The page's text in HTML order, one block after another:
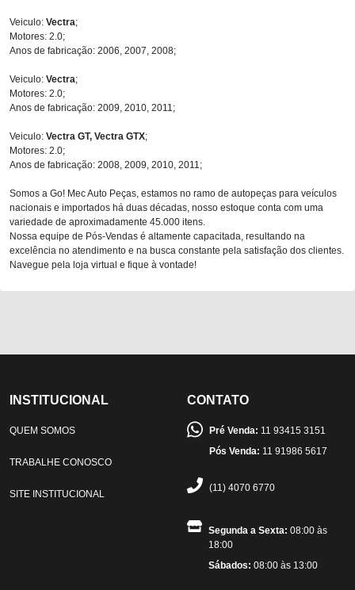
Veiculo: Vectra;
Motores: 2.0;
Anos de fabricação: 2006, 2007, 2008;
Veiculo: Vectra;
Motores: 2.0;
Anos de fabricação: 2009, 2010, 2011;
Veiculo: Vectra GT, Vectra GTX;
Motores: 2.0;
Anos de fabricação: 2008, 2009, 2010, 2011;
Somos a Go! Mec Auto Peças, estamos no ramo de autopeças para veículos
nacionais e importados há duas décadas, nosso estoque conta com uma
variedade de aproximadamente 45.000 itens.
Nossa equipe de Pós-Vendas é altamente capacitada, resultando na
excelência no atendimento e na busca constante pela satisfação dos clientes.
Navegue pela loja virtual e fique à vontade!
INSTITUCIONAL
QUEM SOMOS
TRABALHE CONOSCO
SITE INSTITUCIONAL
CONTATO
Pré Venda: 11 93415 3151
Pós Venda: 11 91986 5617
(11) 4070 6770
Segunda a Sexta: 08:00 às
18:00
Sábados: 08:00 às 13:00